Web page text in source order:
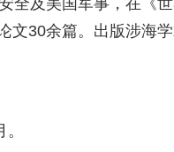
及美国军事，在《
30余篇。出版涉海